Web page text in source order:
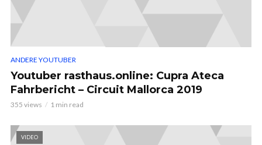
ANDERE YOUTUBER
Youtuber rasthaus.online: Cupra Ateca
Fahrbericht – Circuit Mallorca 2019
355 views 1 min read
VIDEO